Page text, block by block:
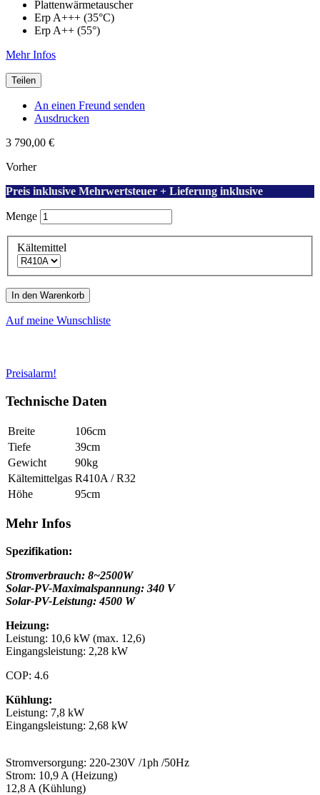
Plattenwärmetauscher
Erp A+++ (35°C)
Erp A++ (55°)
Mehr Infos
Teilen
An einen Freund senden
Ausdrucken
3 790,00 €
Vorher
Preis inklusive Mehrwertsteuer + Lieferung inklusive
Menge
Kältemittel
In den Warenkorb
Auf meine Wunschliste
Preisalarm!
Technische Daten
Breite
106cm
Tiefe
39cm
Gewicht
90kg
Kältemittelgas R410A / R32
Höhe
95cm
Mehr Infos
Spezifikation:
Stromverbrauch: 8~2500W
Solar-PV-Maximalspannung: 340 V
Solar-PV-Leistung: 4500 W
Heizung:
Leistung: 10,6 kW (max. 12,6)
Eingangsleistung: 2,28 kW
COP: 4.6
Kühlung:
Leistung: 7,8 kW
Eingangsleistung: 2,68 kW
Stromversorgung: 220-230V /1ph /50Hz
Strom: 10,9 A (Heizung)
12,8 A (Kühlung)